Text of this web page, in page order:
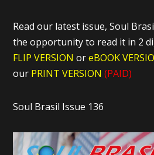
Read our latest issue, Soul
the opportunity to read it in 2
FLIP VERSION oreBOOK
our PRINT VERSION (PAID)
Soul Brasil Issue 136